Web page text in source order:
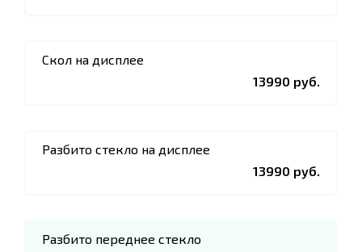
Скол на дисплее
13990 руб.
Разбито стекло на дисплее
13990 руб.
Разбито переднее стекло